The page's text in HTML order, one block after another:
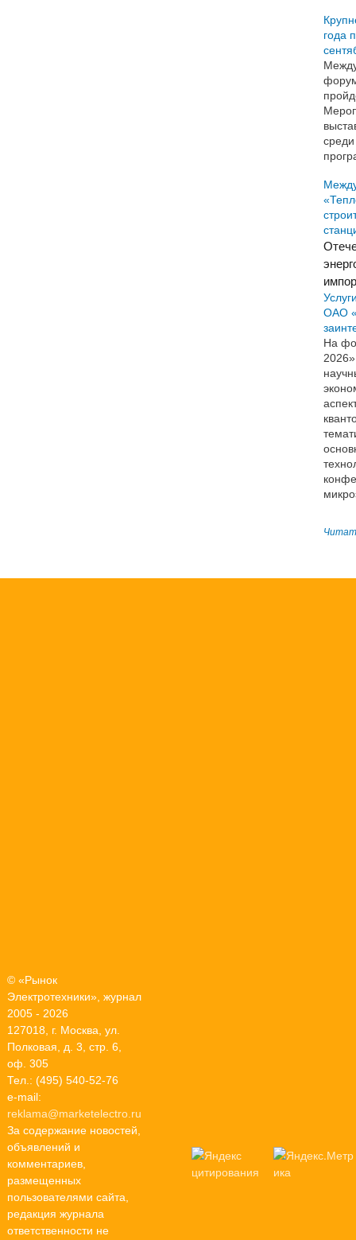
года
ОАО
На
© «Рынок
Электротехники», журнал
2005 - 2026
127018, г. Москва, ул.
Полковая, д. 3, стр. 6,
оф. 305
Тел.: (495) 540-52-76
e-mail:
reklama@marketelectro.ru
За содержание новостей,
объявлений и
комментариев,
размещенных
пользователями сайта,
редакция журнала
ответственности не